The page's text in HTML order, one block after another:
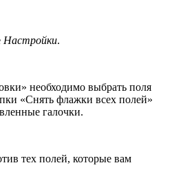
Настройки.
необходимо выбрать поля
«Снять флажки всех полей»
галочки.
тех полей, которые вам